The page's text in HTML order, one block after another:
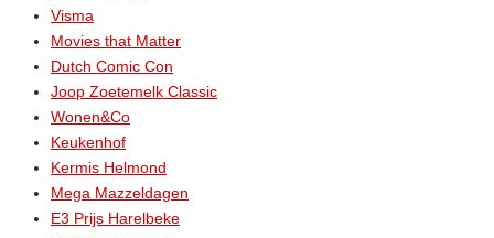
Visma
Movies that Matter
Dutch Comic Con
Joop Zoetemelk Classic
Wonen&Co
Keukenhof
Kermis Helmond
Mega Mazzeldagen
E3 Prijs Harelbeke